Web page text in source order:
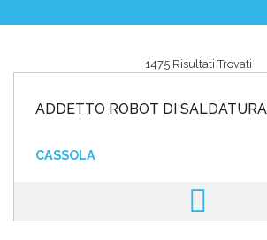
INVIA CV
1475 Risultati Trovati
ADDETTO ROBOT DI SALDATURA
CASSOLA